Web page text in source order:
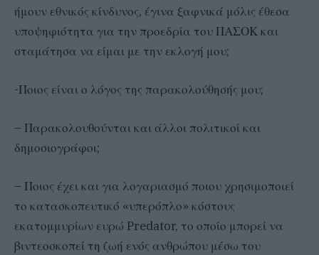
ήμουν εθνικός κίνδυνος, έγινα ξαφνικά μόλις έθεσα
υποψηφιότητα για την προεδρία του ΠΑΣΟΚ και
σταμάτησα να είμαι με την εκλογή μου;
-Ποιος είναι ο λόγος της παρακολούθησής μου;
– Παρακολουθούνται και άλλοι πολιτικοί και
δημοσιογράφοι;
– Ποιος έχει και για λογαριασμό ποιου χρησιμοποιεί
το κατασκοπευτικό «υπερόπλο» κόστους
εκατομμυρίων ευρώ Predator, το οποίο μπορεί να
βιντεοσκοπεί τη ζωή ενός ανθρώπου μέσω του